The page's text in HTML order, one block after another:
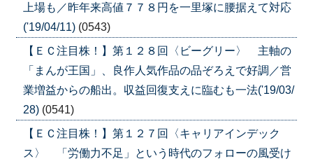
上場も／昨年来高値７７８円を一里塚に腰据えて対応
('19/04/11) (0543)
【ＥＣ注目株！】第１２８回〈ビーグリー〉 主軸の
「まんが王国」、良作人気作品の品ぞろえで好調／営
業増益からの船出。収益回復支えに臨むも一法('19/03/
28) (0541)
【ＥＣ注目株！】第１２７回〈キャリアインデック
ス〉 「労働力不足」という時代のフォローの風受け